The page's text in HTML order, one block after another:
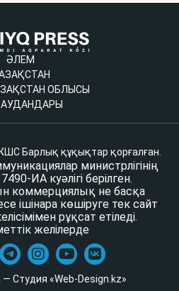
ӘЛЕМ
ОБЛЫСЫ
АУДАНДАРЫ
Барлық құқықтар қорғалған.
министрлігінің
ИА куәлігі берілген.
коммерциялық не басқа
ішінара көшіруге тек сайт
рұқсат етіледі.
желілерде
— Студия «Web-Design.kz»